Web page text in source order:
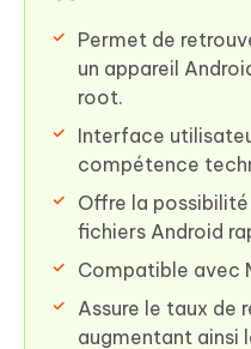
Permet de
un appareil
root.
Interface
compétence
Offre la
fichiers Android
Compatible avec
Assure le taux de
augmentant ainsi